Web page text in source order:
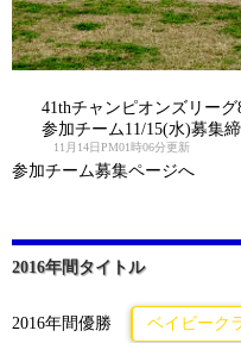
41thチャンピオンズリー
参加チーム11/15(水)募集
11月14日PM01時06分更新
参加チーム募集ページへ
2016年間タイトル
2016年間優勝 ベイビーク